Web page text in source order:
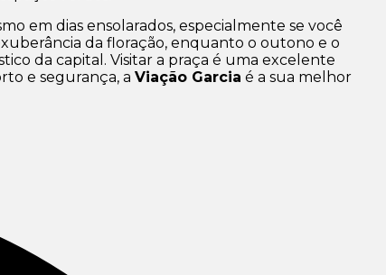
em dias ensolarados, especialmente se você
da floração, enquanto o outono e o
da capital. Visitar a praça é uma excelente
e segurança, a Viação Garcia é a sua melhor